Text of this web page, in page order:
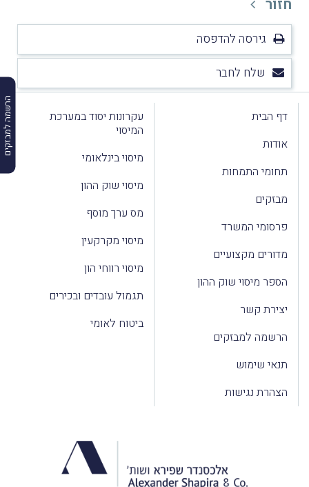
הרשמה למבזקים
חזור
גירסה להדפסה
שלח לחבר
דף הבית
אודות
תחומי התמחות
מבזקים
פרסומי המשרד
מדורים מקצועיים
הספר מיסוי שוק ההון
יצירת קשר
הרשמה למבזקים
תנאי שימוש
הצהרת נגישות
עקרונות יסוד במערכת
המיסוי
מיסוי בינלאומי
מיסוי שוק ההון
מס ערך מוסף
מיסוי מקרקעין
מיסוי רווחי הון
תגמול עובדים ובכירים
ביטוח לאומי